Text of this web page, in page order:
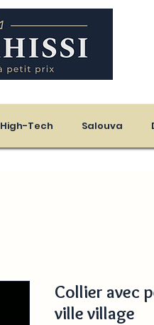
High-Tech Salouva
Collier avec
ville village